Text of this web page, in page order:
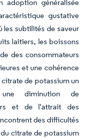
adoption généralisée
gustative
subtilités de saveur
laitiers, les boissons
des consommateurs
et une cohérence
de potassium un
une diminution de
et de l'attrait des
des difficultés
citrate de potassium